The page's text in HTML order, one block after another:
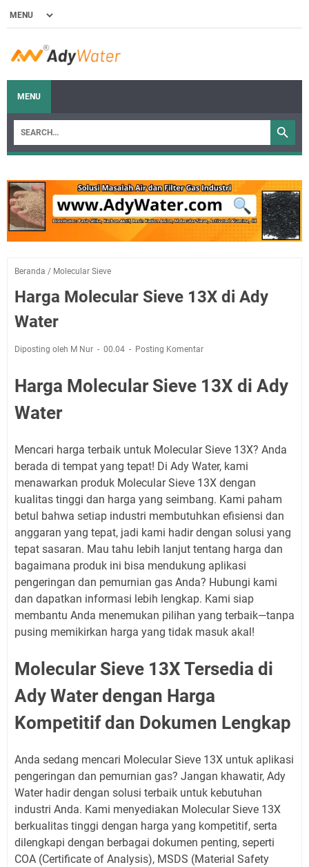
MENU
Beranda / Molecular Sieve
Harga Molecular Sieve 13X di Ady
Water
Diposting oleh M Nur 00.04 Posting Komentar
Harga Molecular Sieve 13X di Ady
Water
Mencari harga terbaik untuk Molecular Sieve 13X? Anda
berada di tempat yang tepat! Di Ady Water, kami
menawarkan produk Molecular Sieve 13X dengan
kualitas tinggi dan harga yang seimbang. Kami paham
betul bahwa setiap industri membutuhkan efisiensi dan
anggaran yang tepat, jadi kami hadir dengan solusi yang
tepat sasaran. Mau tahu lebih lanjut tentang harga dan
bagaimana produk ini bisa mendukung aplikasi
pengeringan dan pemurnian gas Anda? Hubungi kami
dan dapatkan informasi lebih lengkap. Kami siap
membantu Anda menemukan pilihan yang terbaik—tanpa
pusing memikirkan harga yang tidak masuk akal!
Molecular Sieve 13X Tersedia di
Ady Water dengan Harga
Kompetitif dan Dokumen Lengkap
Anda sedang mencari Molecular Sieve 13X untuk aplikasi
pengeringan dan pemurnian gas? Jangan khawatir, Ady
Water hadir dengan solusi terbaik untuk kebutuhan
industri Anda. Kami menyediakan Molecular Sieve 13X
berkualitas tinggi dengan harga yang kompetitif, serta
dilengkapi dengan berbagai dokumen penting, seperti
COA (Certificate of Analysis), MSDS (Material Safety